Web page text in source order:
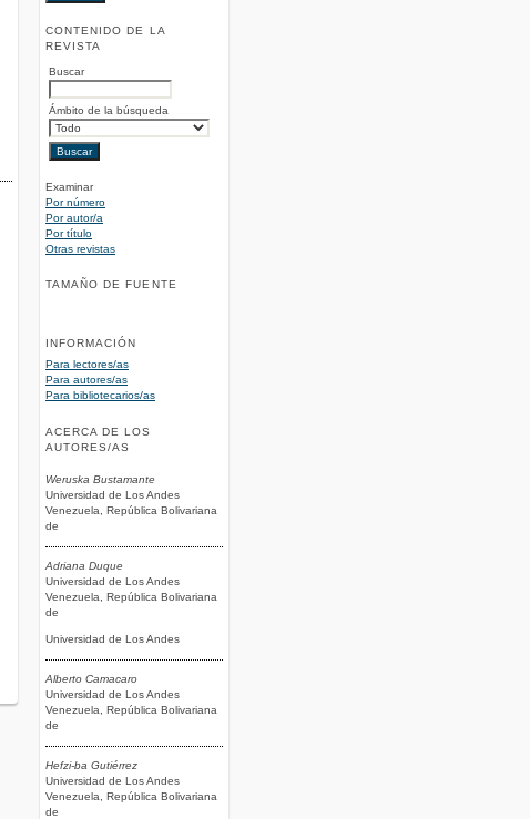
CONTENIDO DE LA
REVISTA
Buscar
Ámbito de la búsqueda
Examinar
Por número
Por autor/a
Por título
Otras revistas
TAMAÑO DE FUENTE
INFORMACIÓN
Para lectores/as
Para autores/as
Para bibliotecarios/as
ACERCA DE LOS
AUTORES/AS
Weruska Bustamante
Universidad de Los Andes
Venezuela, República Bolivariana
de
Adriana Duque
Universidad de Los Andes
Venezuela, República Bolivariana
de
Universidad de Los Andes
Alberto Camacaro
Universidad de Los Andes
Venezuela, República Bolivariana
de
Hefzi-ba Gutiérrez
Universidad de Los Andes
Venezuela, República Bolivariana
de